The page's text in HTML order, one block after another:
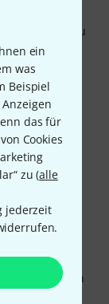
ein
was
Beispiel
das für
Cookies
zu (alle
jederzeit
gehören zu
du
Whistle, Irish
Flöte und
Es sind
Geschichte.
reduzierten
erhalten